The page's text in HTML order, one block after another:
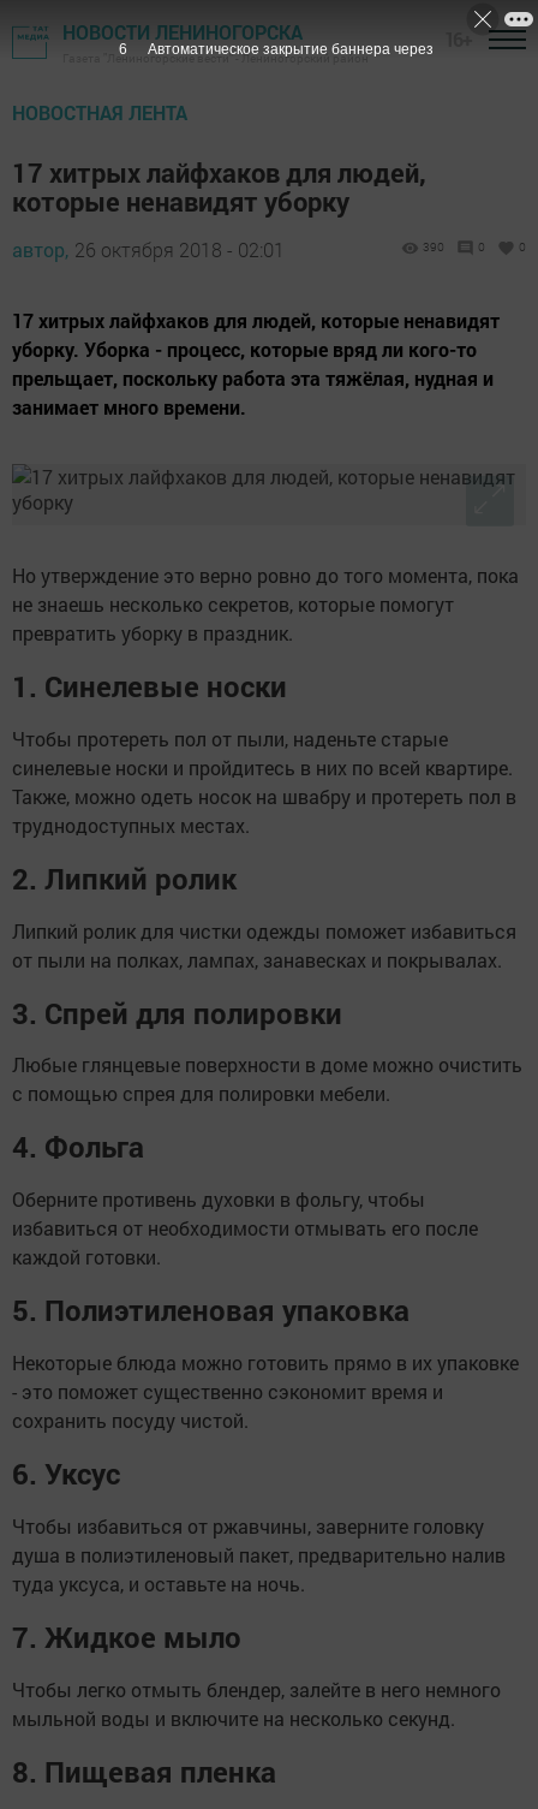
НОВОСТИ ЛЕНИНОГОРСКА
Газета "Лениногорские вести" - Лениногорский район
НОВОСТНАЯ ЛЕНТА
17 хитрых лайфхаков для людей,
которые ненавидят уборку
автор, 26 октября 2018 - 02:01 390 0 0
17 хитрых лайфхаков для людей, которые ненавидят
уборку. Уборка - процесс, которые вряд ли кого-то
прельщает, поскольку работа эта тяжёлая, нудная и
занимает много времени.
Но утверждение это верно ровно до того момента, пока
не знаешь несколько секретов, которые помогут
превратить уборку в праздник.
1. Синелевые носки
Чтобы протереть пол от пыли, наденьте старые
синелевые носки и пройдитесь в них по всей квартире.
Также, можно одеть носок на швабру и протереть пол в
труднодоступных местах.
2. Липкий ролик
Липкий ролик для чистки одежды поможет избавиться
от пыли на полках, лампах, занавесках и покрывалах.
3. Спрей для полировки
Любые глянцевые поверхности в доме можно очистить
с помощью спрея для полировки мебели.
4. Фольга
Оберните противень духовки в фольгу, чтобы
избавиться от необходимости отмывать его после
каждой готовки.
5. Полиэтиленовая упаковка
Некоторые блюда можно готовить прямо в их упаковке
- это поможет существенно сэкономит время и
сохранить посуду чистой.
6. Уксус
Чтобы избавиться от ржавчины, заверните головку
душа в полиэтиленовый пакет, предварительно налив
туда уксуса, и оставьте на ночь.
7. Жидкое мыло
Чтобы легко отмыть блендер, залейте в него немного
мыльной воды и включите на несколько секунд.
8. Пищевая пленка
4 Автоматическое закрытие баннера через